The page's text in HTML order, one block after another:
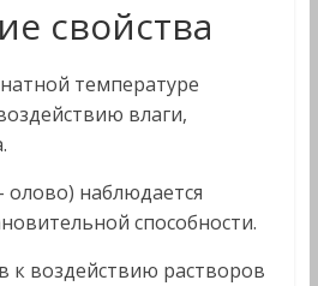
свойства
температуре
влаги,
олово) наблюдается
способности.
к воздействию растворов